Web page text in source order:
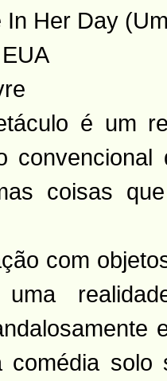
In Her Day
é um
coisas
com
comédia solo